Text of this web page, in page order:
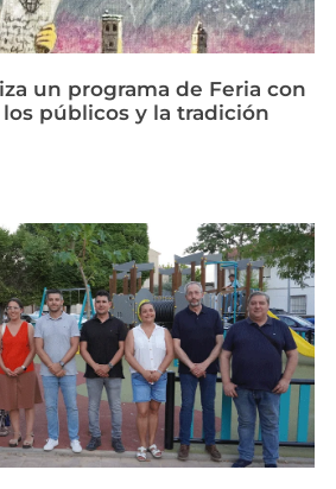
un programa de Feria con
públicos y la tradición